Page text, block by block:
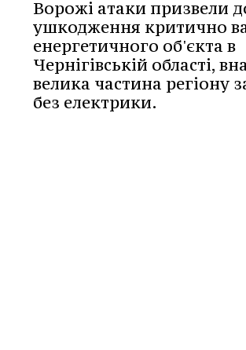
Ворожі атаки призвели
ушкодження критично
енергетичного об'єкта в
Чернігівській області,
велика частина регіону
без електрики.